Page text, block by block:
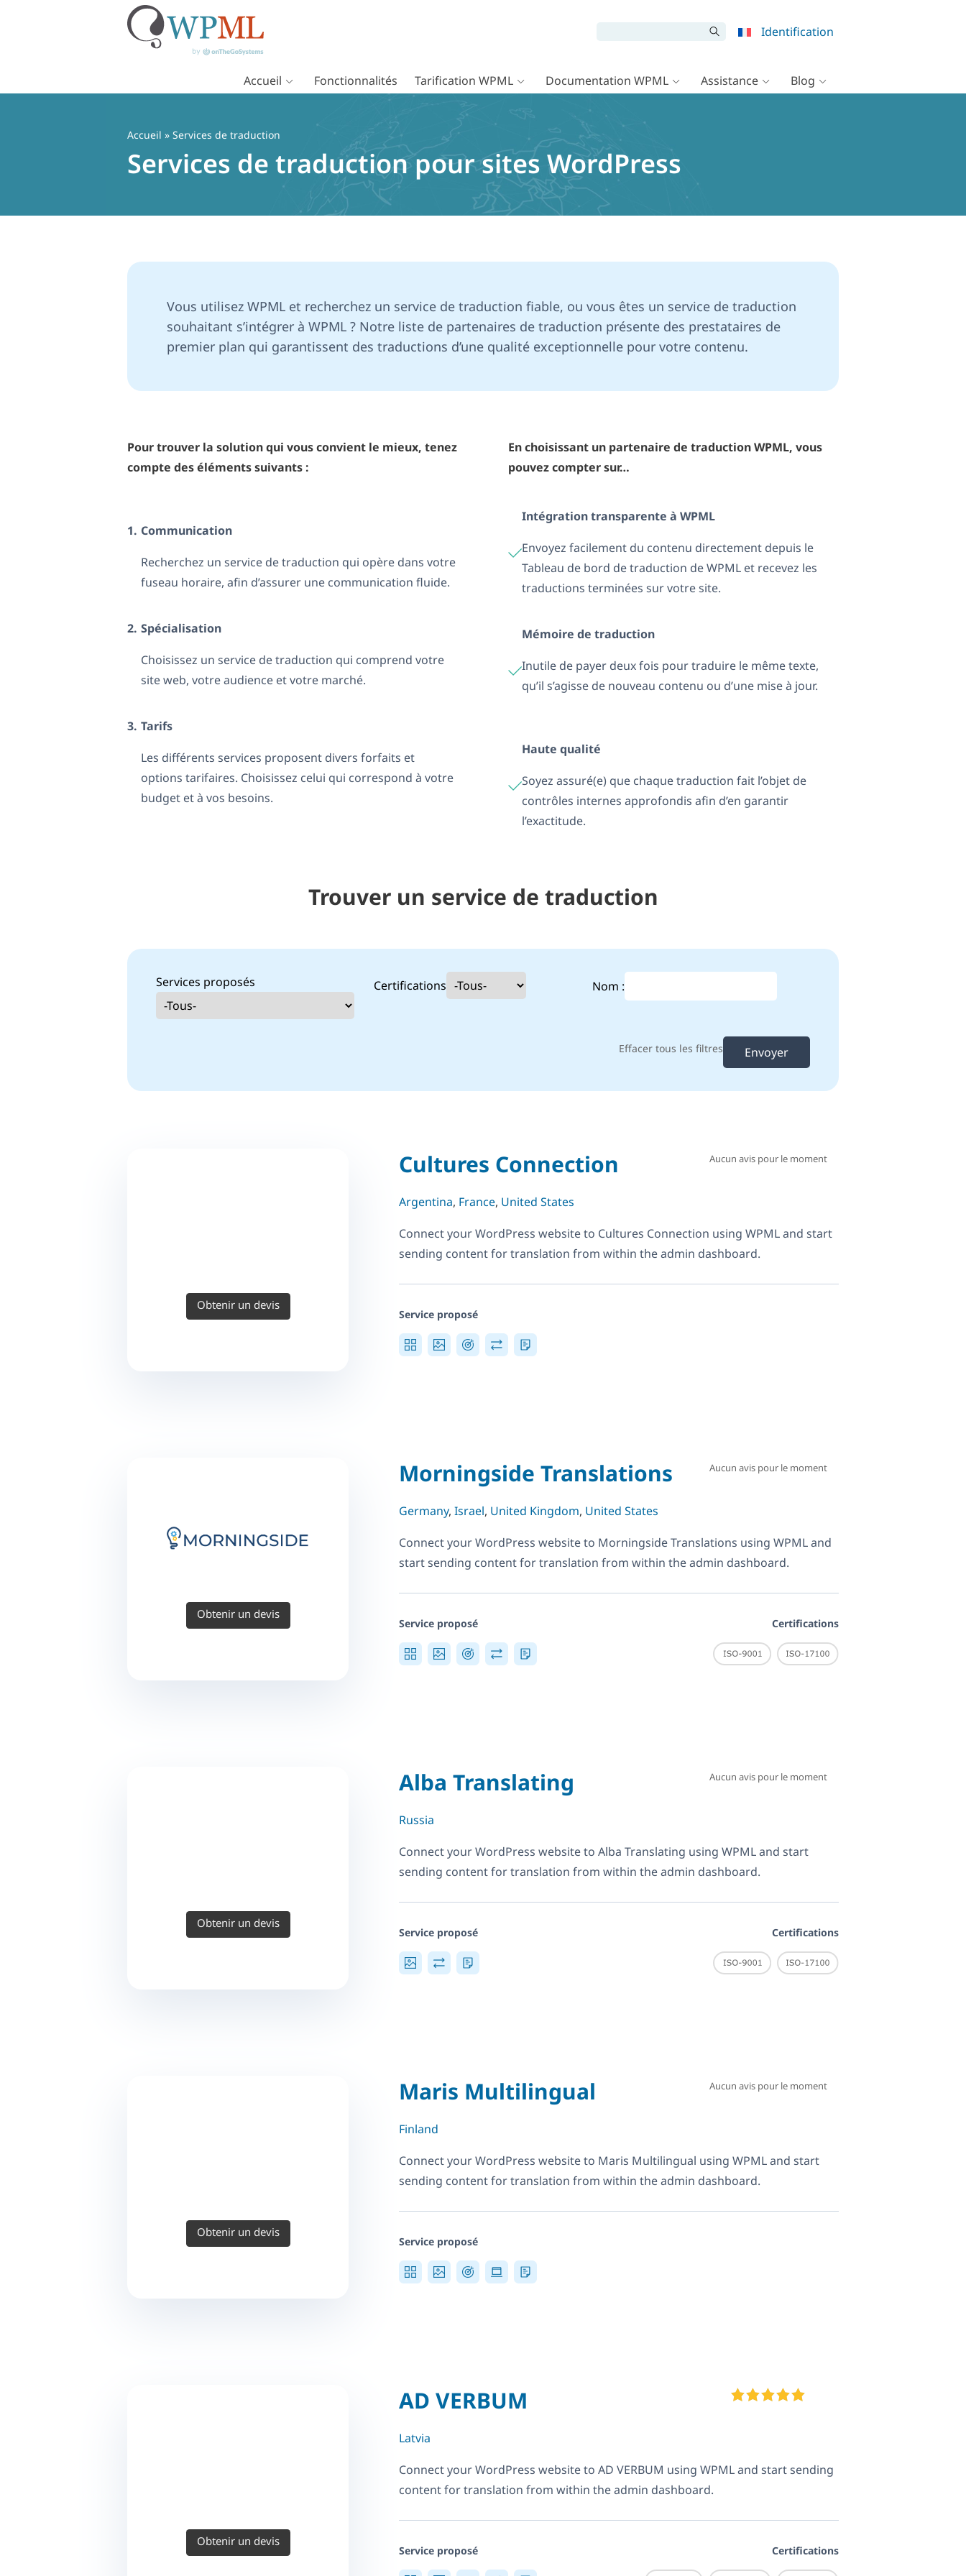
Identification
Accueil Fonctionnalités Tarification WPML Documentation WPML Assistance Blog
Accueil » Services de traduction
Services de traduction pour sites WordPress
Vous utilisez WPML et recherchez un service de traduction fiable, ou vous êtes un service de traduction
souhaitant s’intégrer à WPML ? Notre liste de partenaires de traduction présente des prestataires de
premier plan qui garantissent des traductions d’une qualité exceptionnelle pour votre contenu.
Pour trouver la solution qui vous convient le mieux, tenez
compte des éléments suivants :
1. Communication
Recherchez un service de traduction qui opère dans votre
fuseau horaire, afin d’assurer une communication fluide.
2. Spécialisation
Choisissez un service de traduction qui comprend votre
site web, votre audience et votre marché.
3. Tarifs
Les différents services proposent divers forfaits et
options tarifaires. Choisissez celui qui correspond à votre
budget et à vos besoins.
En choisissant un partenaire de traduction WPML, vous
pouvez compter sur…
Intégration transparente à WPML
Envoyez facilement du contenu directement depuis le
Tableau de bord de traduction de WPML et recevez les
traductions terminées sur votre site.
Mémoire de traduction
Inutile de payer deux fois pour traduire le même texte,
qu’il s’agisse de nouveau contenu ou d’une mise à jour.
Haute qualité
Soyez assuré(e) que chaque traduction fait l’objet de
contrôles internes approfondis afin d’en garantir
l’exactitude.
Trouver un service de traduction
Services proposés Certifications Nom :
Effacer tous les filtres
Obtenir un devis
Cultures Connection Aucun avis pour le moment
Argentina, France, United States
Connect your WordPress website to Cultures Connection using WPML and start
sending content for translation from within the admin dashboard.
Service proposé
Obtenir un devis
Morningside Translations Aucun avis pour le moment
Germany,Israel, United Kingdom, United States
Connect your WordPress website to Morningside Translations using WPML and
start sending content for translation from within the admin dashboard.
Service proposé Certifications
Obtenir un devis
Alba Translating Aucun avis pour le moment
Russia
Connect your WordPress website to Alba Translating using WPML and start
sending content for translation from within the admin dashboard.
Service proposé Certifications
Obtenir un devis
Maris Multilingual Aucun avis pour le moment
Finland
Connect your WordPress website to Maris Multilingual using WPML and start
sending content for translation from within the admin dashboard.
Service proposé
Obtenir un devis
AD VERBUM
Latvia
Connect your WordPress website to AD VERBUM using WPML and start sending
content for translation from within the admin dashboard.
Service proposé Certifications